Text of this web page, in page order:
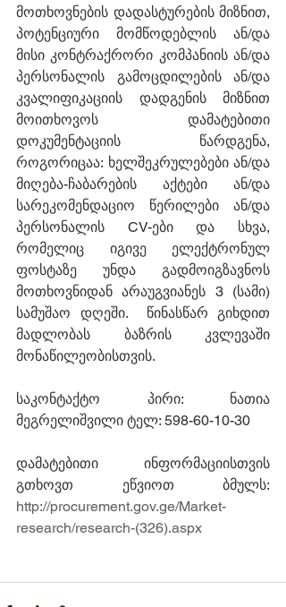
მოთხოვნების დადასტურების მიზნით,
პოტენციური მომწოდებლის ან/და
მისი კონტრაქრორი კომპანიის ან/და
პერსონალის გამოცდილების ან/და
კვალიფიკაციის დადგენის მიზნით
მოითხოვოს დამატებითი
დოკუმენტაციის წარდგენა,
როგორიცაა: ხელშეკრულებები ან/და
მიღება-ჩაბარების აქტები ან/და
სარეკომენდაციო წერილები ან/და
პერსონალის CV-ები და სხვა,
რომელიც იგივე ელექტრონულ
ფოსტაზე უნდა გადმოიგზავნოს
მოთხოვნიდან არაუგვიანეს 3 (სამი)
სამუშაო დღეში.  წინასწარ გიხდით
მადლობას ბაზრის კვლევაში
მონაწილეობისთვის.
საკონტაქტო პირი: ნათია
მეგრელიშვილი ტელ: 598-60-10-30
დამატებითი ინფორმაციისთვის
http://procurement.gov.ge/Market-
research/research-(326).aspx